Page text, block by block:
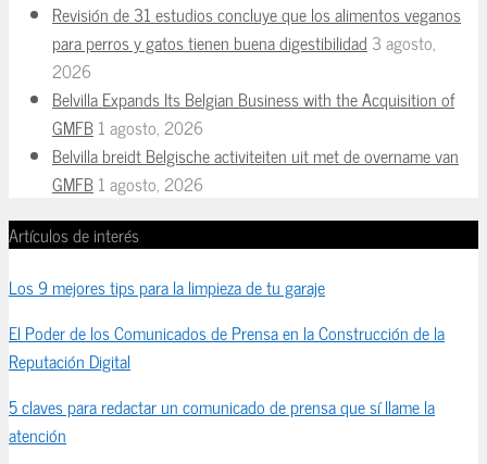
Revisión de 31 estudios concluye que los alimentos veganos
para perros y gatos tienen buena digestibilidad 3 agosto,
2026
Belvilla Expands Its Belgian Business with the Acquisition of
GMFB1 agosto, 2026
Belvilla breidt Belgische activiteiten uit met de overname van
GMFB1 agosto, 2026
Artículos de interés
Los 9 mejores tips para la limpieza de tu garaje
El Poder de los Comunicados de Prensa en la Construcción de la
Reputación Digital
5 claves para redactar un comunicado de prensa que sí llame la
atención